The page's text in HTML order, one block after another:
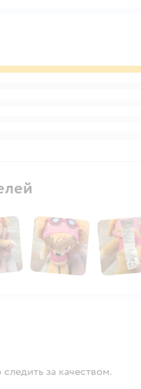
за качеством.